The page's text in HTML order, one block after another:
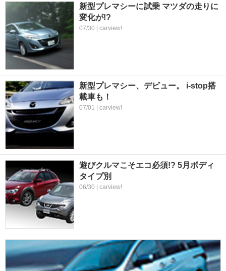
新型プレマシーに試乗 マツダの走りに
変化が!?
07/30 | carview!
新型プレマシー、デビュー。 i-stop搭
載車も！
07/01 | carview!
遊びクルマこそエコ必須!? 5月ボディ
タイプ別
06/30 | carview!